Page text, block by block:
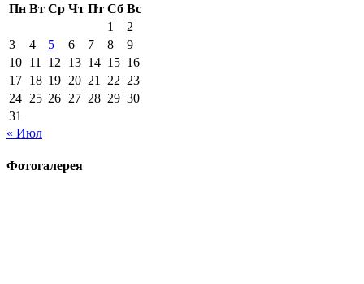
Пн Вт Ср Чт Пт Сб Вс
1
2
3
4 5 6 7 8
9
10 11 12 13 14 15 16
17 18 19 20 21 22 23
24 25 26 27 28 29 30
31
« Июл
Фотогалерея